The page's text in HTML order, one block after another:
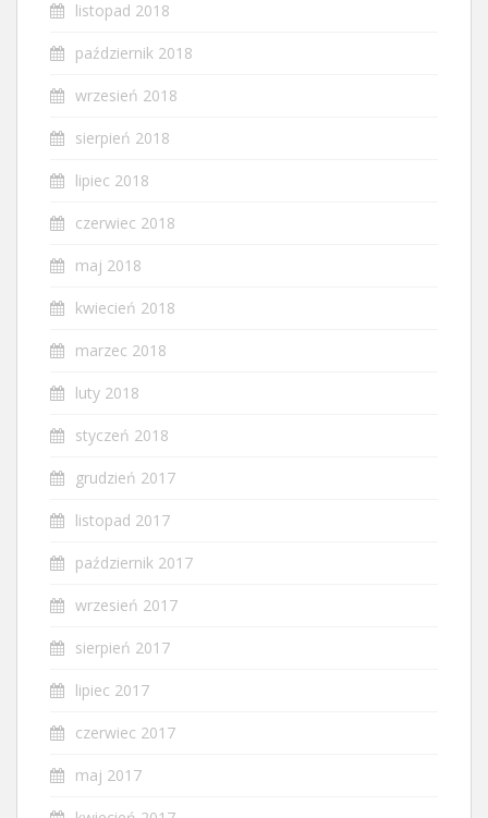
listopad 2018
październik 2018
wrzesień 2018
sierpień 2018
lipiec 2018
czerwiec 2018
maj 2018
kwiecień 2018
marzec 2018
luty 2018
styczeń 2018
grudzień 2017
listopad 2017
październik 2017
wrzesień 2017
sierpień 2017
lipiec 2017
czerwiec 2017
maj 2017